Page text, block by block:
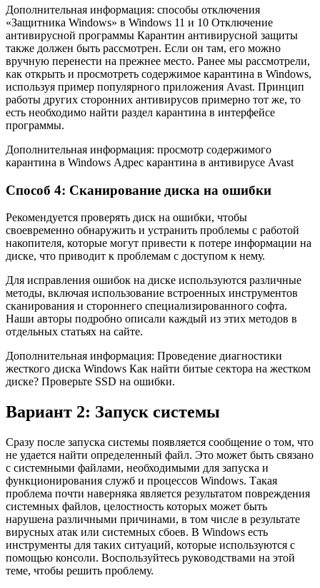
Дополнительная информация: способы отключения
«Защитника Windows» в Windows 11 и 10 Отключение
антивирусной программы Карантин антивирусной защиты
также должен быть рассмотрен. Если он там, его можно
вручную перенести на прежнее место. Ранее мы рассмотрели,
как открыть и просмотреть содержимое карантина в Windows,
используя пример популярного приложения Avast. Принцип
работы других сторонних антивирусов примерно тот же, то
есть необходимо найти раздел карантина в интерфейсе
программы.
Дополнительная информация: просмотр содержимого
карантина в Windows Адрес карантина в антивирусе Avast
Способ 4: Сканирование диска на ошибки
Рекомендуется проверять диск на ошибки, чтобы
своевременно обнаружить и устранить проблемы с работой
накопителя, которые могут привести к потере информации на
диске, что приводит к проблемам с доступом к нему.
Для исправления ошибок на диске используются различные
методы, включая использование встроенных инструментов
сканирования и стороннего специализированного софта.
Наши авторы подробно описали каждый из этих методов в
отдельных статьях на сайте.
Дополнительная информация: Проведение диагностики
жесткого диска Windows Как найти битые сектора на жестком
диске? Проверьте SSD на ошибки.
Вариант 2: Запуск системы
Сразу после запуска системы появляется сообщение о том, что
не удается найти определенный файл. Это может быть связано
с системными файлами, необходимыми для запуска и
функционирования служб и процессов Windows. Такая
проблема почти наверняка является результатом повреждения
системных файлов, целостность которых может быть
нарушена различными причинами, в том числе в результате
вирусных атак или системных сбоев. В Windows есть
инструменты для таких ситуаций, которые используются с
помощью консоли. Воспользуйтесь руководствами на этой
теме, чтобы решить проблему.